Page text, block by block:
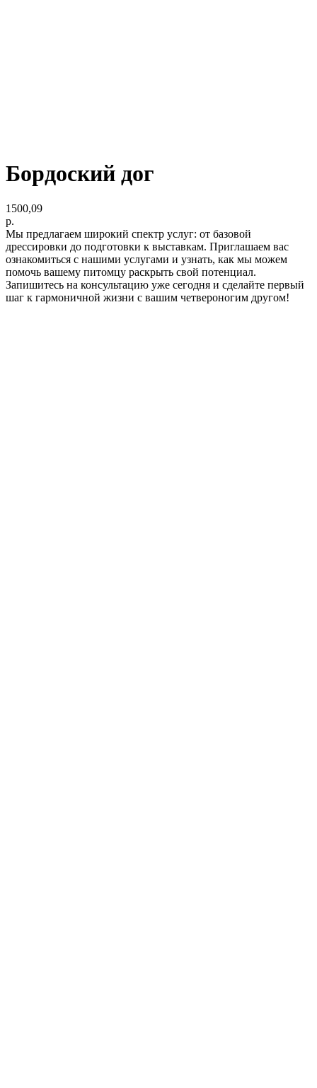
Бордоский дог
1500,09
р.
Мы предлагаем широкий спектр услуг: от базовой
дрессировки до подготовки к выставкам. Приглашаем вас
ознакомиться с нашими услугами и узнать, как мы можем
помочь вашему питомцу раскрыть свой потенциал.
Запишитесь на консультацию уже сегодня и сделайте первый
шаг к гармоничной жизни с вашим четвероногим другом!